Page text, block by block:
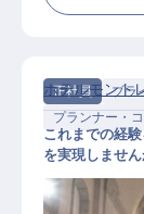
正社員
ブラ
プランナー・
ホテルモント
これまでの経
を実現しません